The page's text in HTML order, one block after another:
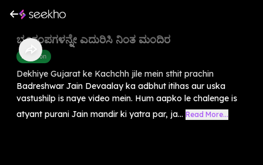
ಭೂಕಂಪಗಳನ್ನೇ ಎದುರಿಸಿ ನಿಂತ ಮಂದಿರ
Devotion
Dekhiye Gujarat ke Kachchh jile mein sthit prachin
Badreshwar Jain Devaalay ka adbhut itihas aur uska
vastushilp is naye video mein. Hum aapko le chalenge is
atyant purani Jain mandir ki yatra par, ja... Read More...